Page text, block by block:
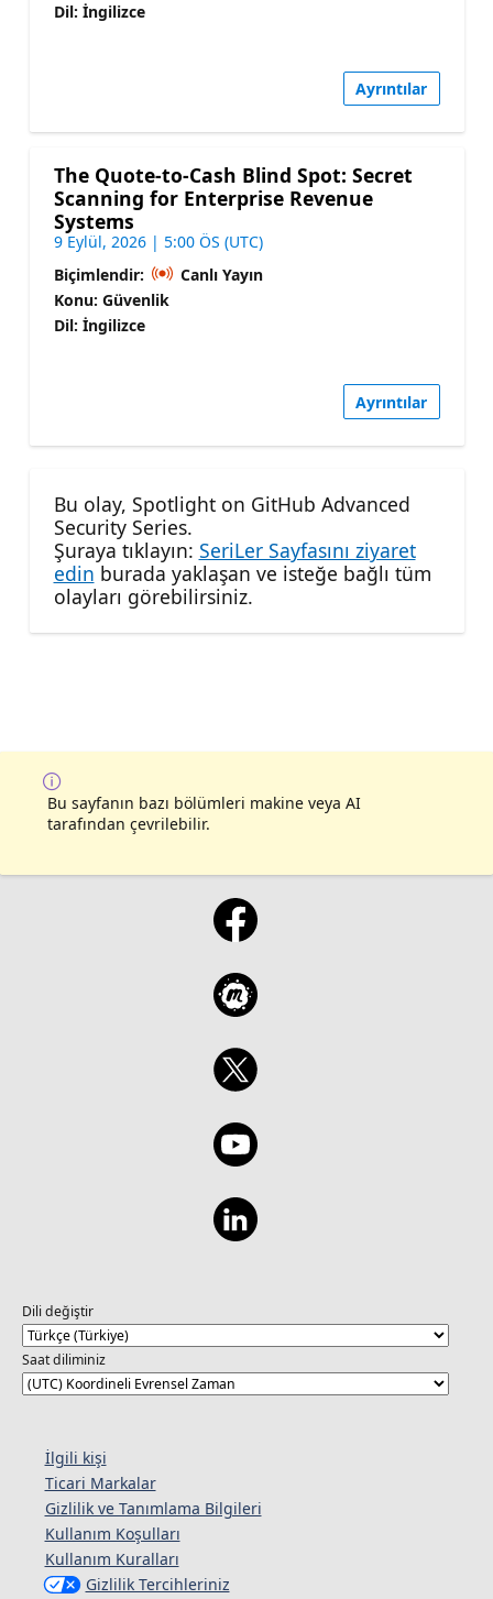
Dil: İngilizce
Ayrıntılar
The Quote-to-Cash Blind Spot: Secret
Scanning for Enterprise Revenue
Systems
9 Eylül, 2026 | 5:00 ÖS (UTC)
Biçimlendir:
Canlı Yayın
Konu: Güvenlik
Dil: İngilizce
Ayrıntılar
Bu olay, Spotlight on GitHub Advanced
Security Series.
Şuraya tıklayın: SeriLer Sayfasını ziyaret
edin burada yaklaşan ve isteğe bağlı tüm
olayları görebilirsiniz.
Bu sayfanın bazı bölümleri makine veya AI
tarafından çevrilebilir.
Dili değiştir
Saat diliminiz
İlgili kişi
Ticari Markalar
Gizlilik ve Tanımlama Bilgileri
Kullanım Koşulları
Kullanım Kuralları
Gizlilik Tercihleriniz